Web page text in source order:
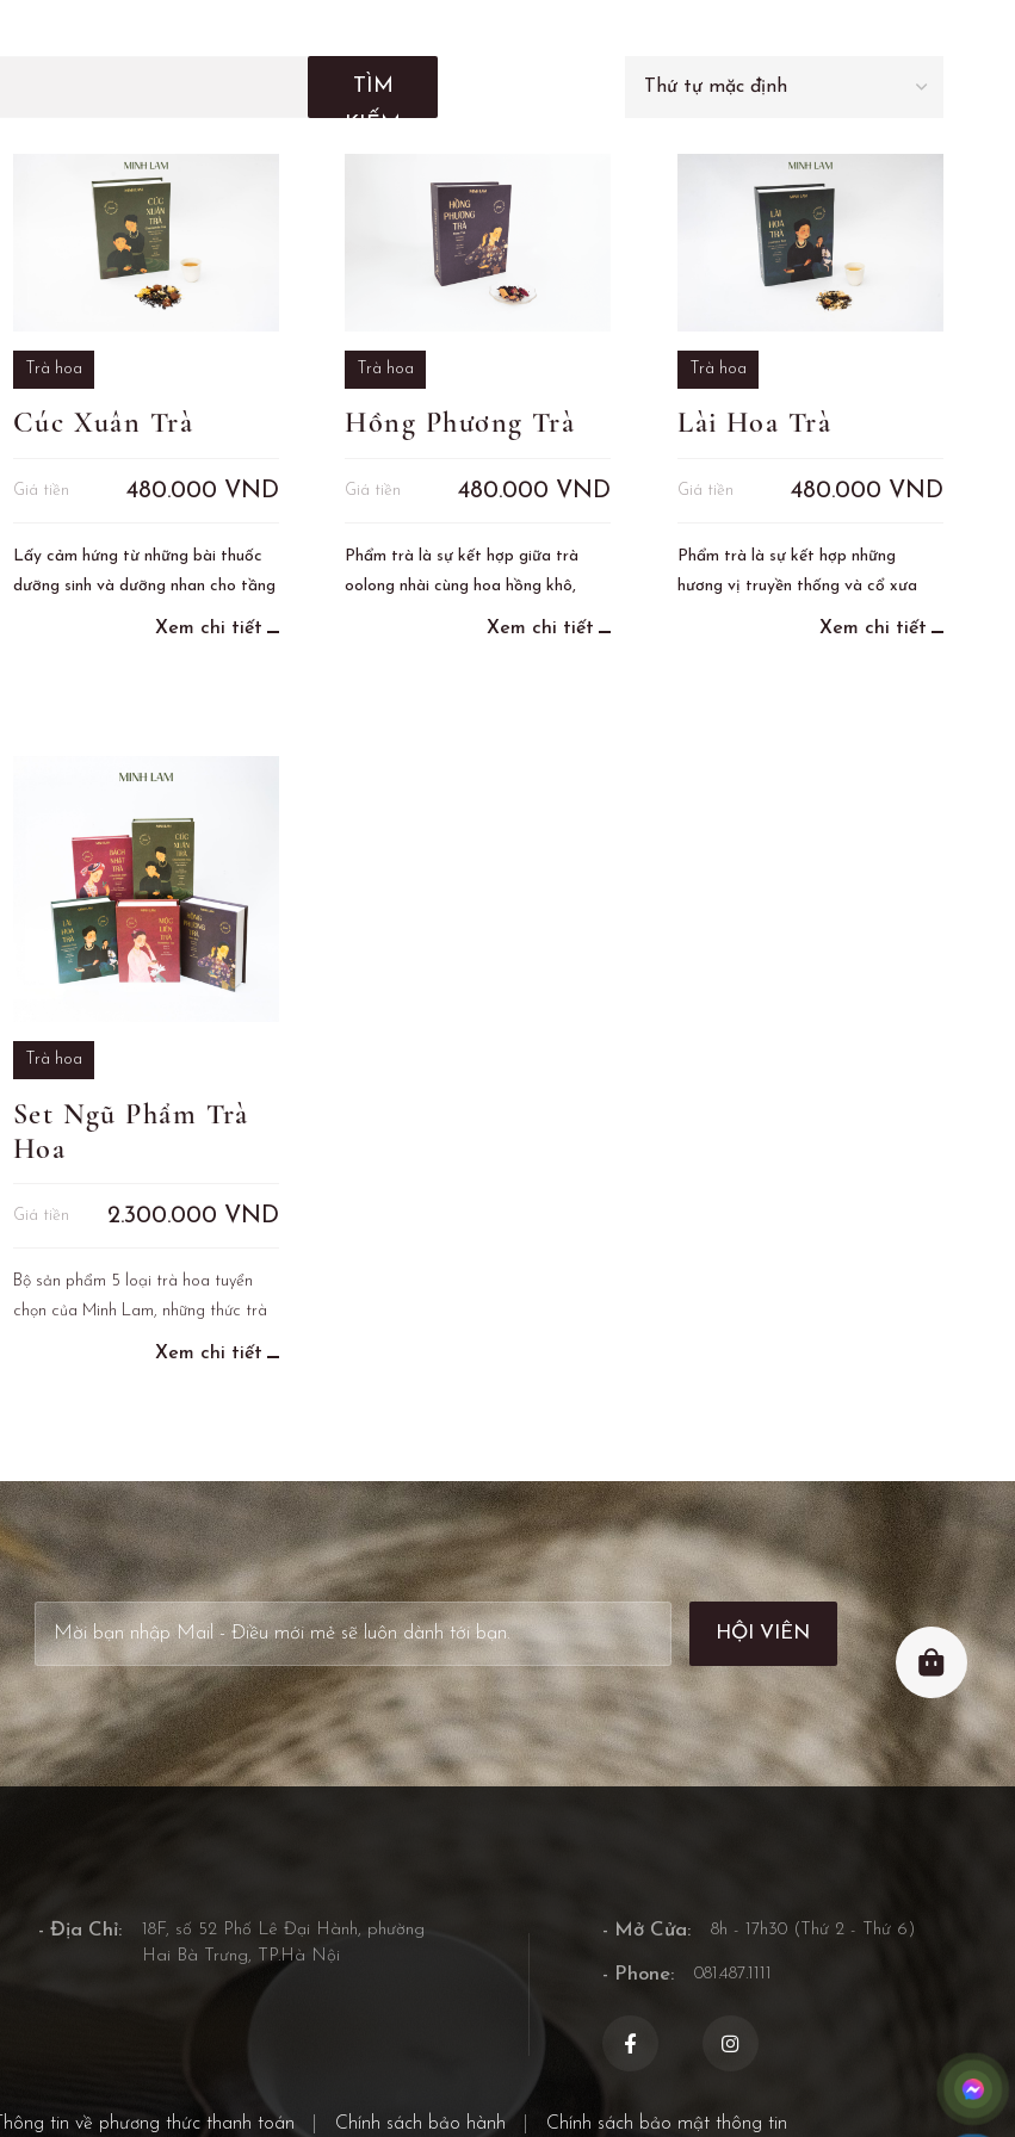
TÌM
KIẾM
Trà hoa
Cúc Xuân Trà
Giá tiền 480.000 VND
Lấy cảm hứng từ những bài thuốc
dưỡng sinh và dưỡng nhan cho tầng
Minh Lam
sáng
Xem chi tiết
Trà hoa
Hồng Phương Trà
Giá tiền 480.000 VND
Phẩm trà là sự kết hợp giữa trà
oolong nhài cùng hoa hồng khô,
được lấy cảm hứng từ câu chuyện
Xem chi tiết
Trà hoa
Lài Hoa Trà
Giá tiền 480.000 VND
Phẩm trà là sự kết hợp những
hương vị truyền thống và cổ xưa
Xem chi tiết
Trà hoa
Set Ngũ Phẩm Trà
Hoa
Giá tiền 2.300.000 VND
Bộ sản phẩm 5 loại trà hoa tuyển
chọn của Minh Lam, những thức trà
Xem chi tiết
- Địa Chỉ:
18F, số 52 Phố Lê Đại Hành, phường
Hai Bà Trưng, TP.Hà Nội
- Mở Cửa: 8h - 17h30 (Thứ 2 - Thứ 6)
- Phone: 081.487.1111
Thông tin về phương thức thanh toán Chính sách bảo hành Chính sách bảo mật thông tin